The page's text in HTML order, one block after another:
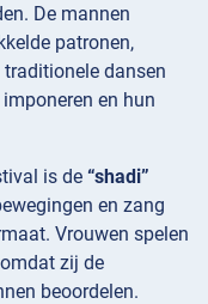
De mannen
patronen,
dansen
en hun
is de “shadi”
en zang
Vrouwen spelen
zij de
beoordelen.